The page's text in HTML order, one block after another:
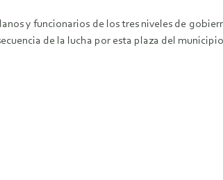
y funcionarios de los tres niveles de
de la lucha por esta plaza del